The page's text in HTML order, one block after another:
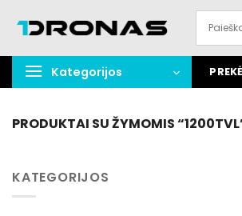
turinį
Kategorijos
PRODUKTAI SU ŽYMOMIS
KATEGORIJOS